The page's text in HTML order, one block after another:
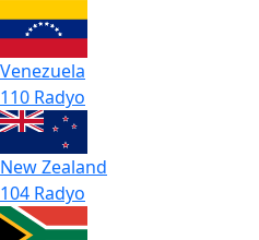
Venezuela
110 Radyo
New Zealand
104 Radyo